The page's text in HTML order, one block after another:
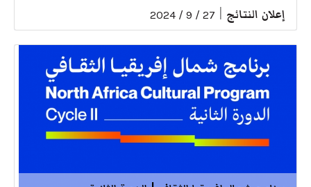
إعلان النتائج 27 / 9 / 2024